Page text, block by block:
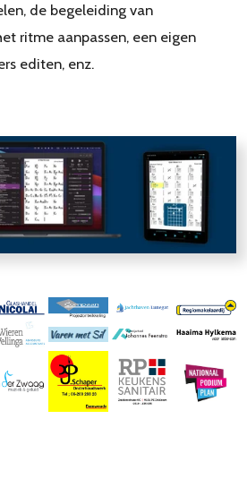
de begeleiding van
ritme aanpassen, een eigen
editen, enz.